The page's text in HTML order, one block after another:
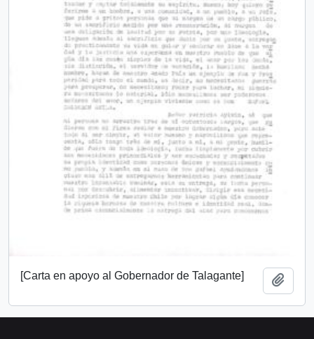
[Carta en apoyo al Gobernador de Talagante]